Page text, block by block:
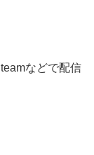
などで配信